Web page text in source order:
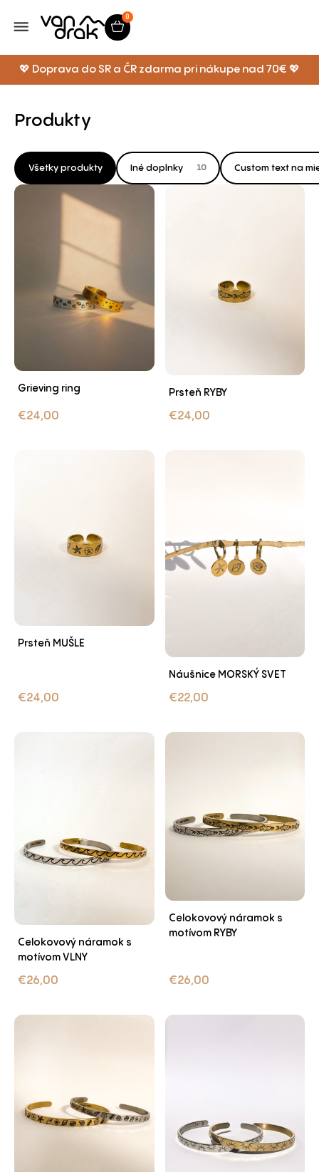
0
💖 Doprava do SR a ČR zdarma pri nákupe nad 70€ 💖
Produkty
Všetky produkty Iné doplnky 10 Custom text na
Grieving ring
€24,00
Prsteň RYBY
€24,00
Prsteň MUŠLE
€24,00
Náušnice MORSKÝ SVET
€22,00
Celokovový náramok s
motívom VLNY
€26,00
Celokovový náramok s
motívom RYBY
€26,00